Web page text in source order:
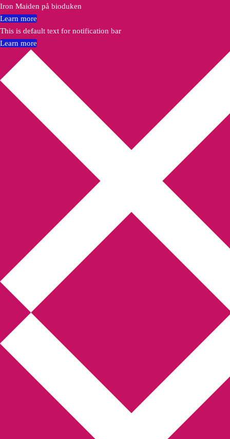
Annikas litteratur-
och kulturblogg
Deckare, kriminalromaner, thrillers
Hem Författarfemman
Webbshop Amazon
Iron Maiden på bioduken
Learn more
This is default text for notification bar
Learn more